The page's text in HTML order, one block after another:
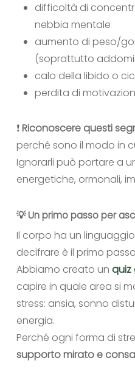
difficoltà di
nebbia mentale
aumento di peso/
(soprattutto
calo della libido o
perdita di
❗Riconoscere questi
perché sono il modo in
Ignorarli può portare a
energetiche, ormonali,
💡 Un primo passo per
Il corpo ha un
decifrare è il primo
Abbiamo creato un quiz
capire in quale area si
stress: ansia, sonno
energia.
Perché ogni forma di
supporto mirato e